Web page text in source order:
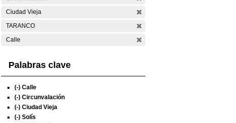
Ciudad Vieja
TARANCO
Calle
Palabras clave
(-) Calle
(-) Circunvalación
(-) Ciudad Vieja
(-) Solís